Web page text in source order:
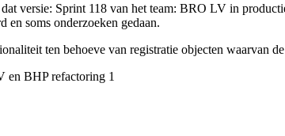
versie: Sprint 118 van het team: BRO LV in
en soms onderzoeken gedaan.
ten behoeve van registratie objecten waarvan
en BHP refactoring 1